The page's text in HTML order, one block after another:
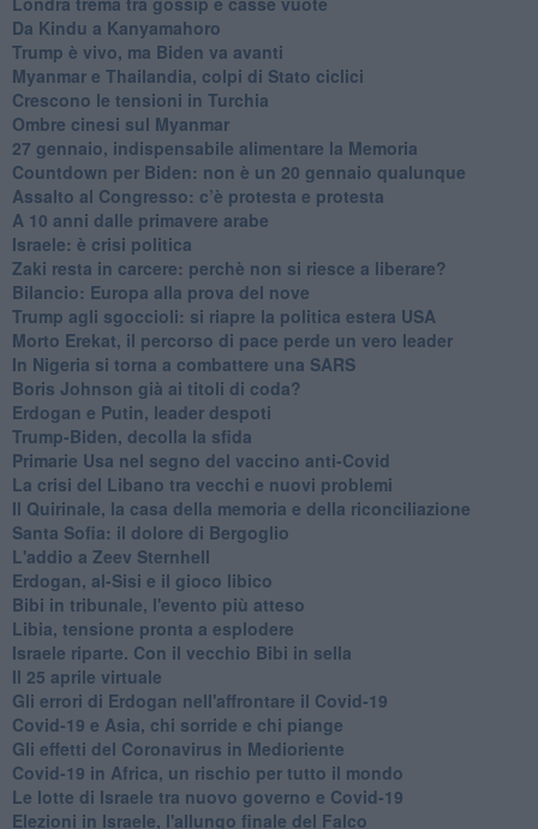
Da Kindu a Kanyamahoro
Trump è vivo, ma Biden va avanti
Myanmar e Thailandia, colpi di Stato ciclici
Crescono le tensioni in Turchia
Ombre cinesi sul Myanmar
27 gennaio, indispensabile alimentare la Memoria
Countdown per Biden: non è un 20 gennaio qualunque
Assalto al Congresso: c’è protesta e protesta
A 10 anni dalle primavere arabe
Israele: è crisi politica
Zaki resta in carcere: perchè non si riesce a liberare?
Bilancio: Europa alla prova del nove
Trump agli sgoccioli: si riapre la politica estera USA
Morto Erekat, il percorso di pace perde un vero leader
In Nigeria si torna a combattere una SARS
Boris Johnson già ai titoli di coda?
Erdogan e Putin, leader despoti
Trump-Biden, decolla la sfida
Primarie Usa nel segno del vaccino anti-Covid
La crisi del Libano tra vecchi e nuovi problemi
Il Quirinale, la casa della memoria e della riconciliazione
Santa Sofia: il dolore di Bergoglio
L'addio a ​Zeev Sternhell
Erdogan, al-Sisi e il gioco libico
Bibi in tribunale, l'evento più atteso
Libia, tensione pronta a esplodere
Israele riparte. Con il vecchio Bibi in sella
Il 25 aprile virtuale
Gli errori di Erdogan nell'affrontare il Covid-19
Covid-19 e Asia, chi sorride e chi piange
Gli effetti del Coronavirus in Medioriente
Covid-19 in Africa, un rischio per tutto il mondo
Le lotte di Israele tra nuovo governo e Covid-19
Elezioni in Israele, l'allungo finale del Falco